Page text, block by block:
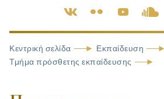
Κεντρική σελίδα
Εκπαίδευση
Τμήμα πρόσθετης εκπαίδευσης